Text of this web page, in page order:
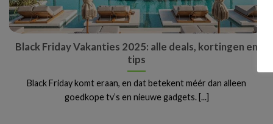
Black Friday Vakanties 2025: alle deals, kortingen en
tips
Black Friday komt eraan, en dat betekent méér dan alleen
goedkope tv’s en nieuwe gadgets. [...]